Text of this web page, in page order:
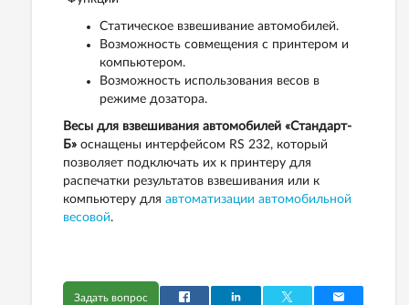
Статическое взвешивание автомобилей.
Возможность совмещения с принтером и
компьютером.
Возможность использования весов в
режиме дозатора.
Весы для взвешивания автомобилей «Стандарт-
Б» оснащены интерфейсом RS 232, который
позволяет подключать их к принтеру для
распечатки результатов взвешивания или к
компьютеру для автоматизации автомобильной
весовой.
Задать вопрос